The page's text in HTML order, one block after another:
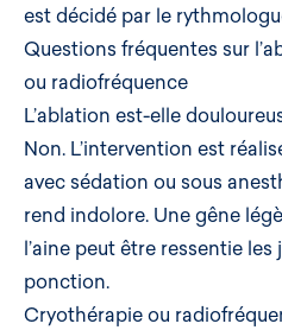
est décidé par le
Questions fréquentes sur
ou radiofréquence
L’ablation est-elle
Non. L’intervention est
avec sédation ou sous
rend indolore. Une gêne
l’aine peut être ressentie
ponction.
Cryothérapie ou